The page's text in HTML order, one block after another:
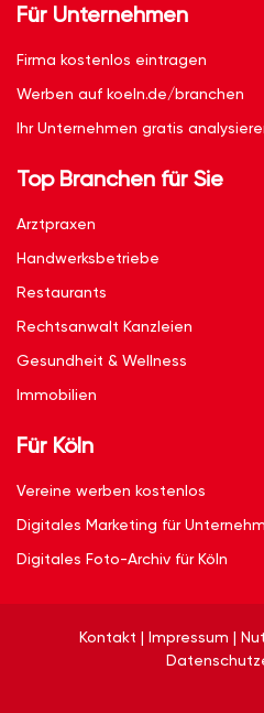
Für Unternehmen
Firma kostenlos eintragen
Werben auf koeln.de/branchen
Ihr Unternehmen gratis
Top Branchen für Sie
Arztpraxen
Handwerksbetriebe
Restaurants
Rechtsanwalt Kanzleien
Gesundheit & Wellness
Immobilien
Für Köln
Vereine werben kostenlos
Digitales Marketing für
Digitales Foto-Archiv für Köln
Kontakt | Impressum |